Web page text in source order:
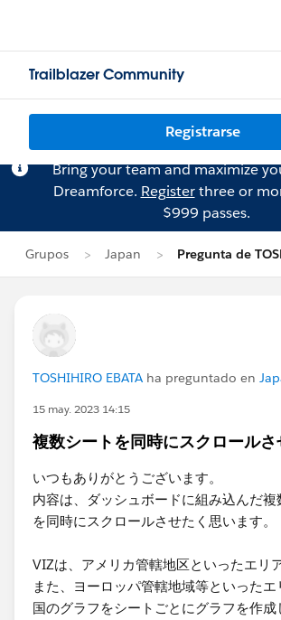
Trailblazer Community
Registrarse
Bring your team and maximize
Dreamforce. Registerthree or
$999 passes.
Grupos Japan Pregunta de
TOSHIHIRO EBATA ha preguntado en
15 may. 2023 14:15
複数シートを同時にスクロールさ
いつもありがとうございます。
内容は、​ダッシュボードに組み込んだ複
を同時にスクロールさせたく思います。
VIZは、アメリカ管轄地区といったエリ
また、ヨーロッパ管轄地域​等といったエ
国のグラフをシートごとにグラフを作成